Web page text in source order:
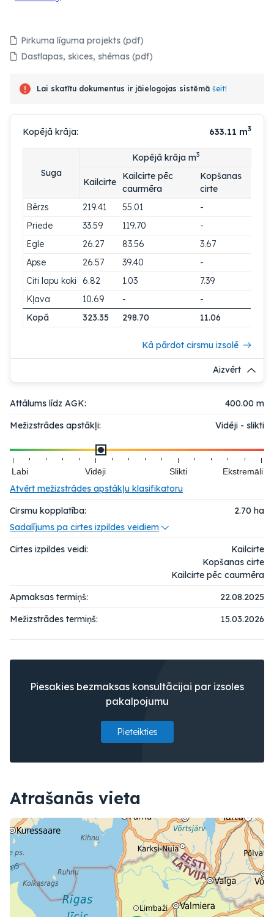
Pirkuma līguma projekts (pdf)
Dastlapas, skices, shēmas (pdf)
Lai skatītu dokumentus ir jāielogojas sistēmā šeit!
Kopējā krāja: 633.11 m3
Suga
Kopējā krāja m3
Kailcirte
Kailcirte pēc
caurmēra
Kopšanas
cirte
Bērzs
219.41 55.01
-
Priede
33.59 119.70
-
Egle
26.27 83.56
3.67
Apse
26.57 39.40
-
Citi lapu koki
6.82 1.03
7.39
Kļava
10.69 -
-
Kopā
323.35 298.70 11.06
Kā pārdot cirsmu izsolē
Aizvērt
Attālums līdz AGK:
400.00 m
Mežizstrādes apstākļi:
Vidēji - slikti
Labi Vidēji Slikti Ekstremāli
Atvērt mežizstrādes apstākļu klasifikatoru
Cirsmu kopplatība:
2.70 ha
Sadalījums pa cirtes izpildes veidiem
Cirtes izpildes veidi:
Kailcirte
Kopšanas cirte
Kailcirte pēc caurmēra
Apmaksas termiņš:
22.08.2025
Mežizstrādes termiņš:
15.03.2026
Piesakies bezmaksas konsultācijai par izsoles
pakalpojumu
Pieteikties
Atrašanās vieta